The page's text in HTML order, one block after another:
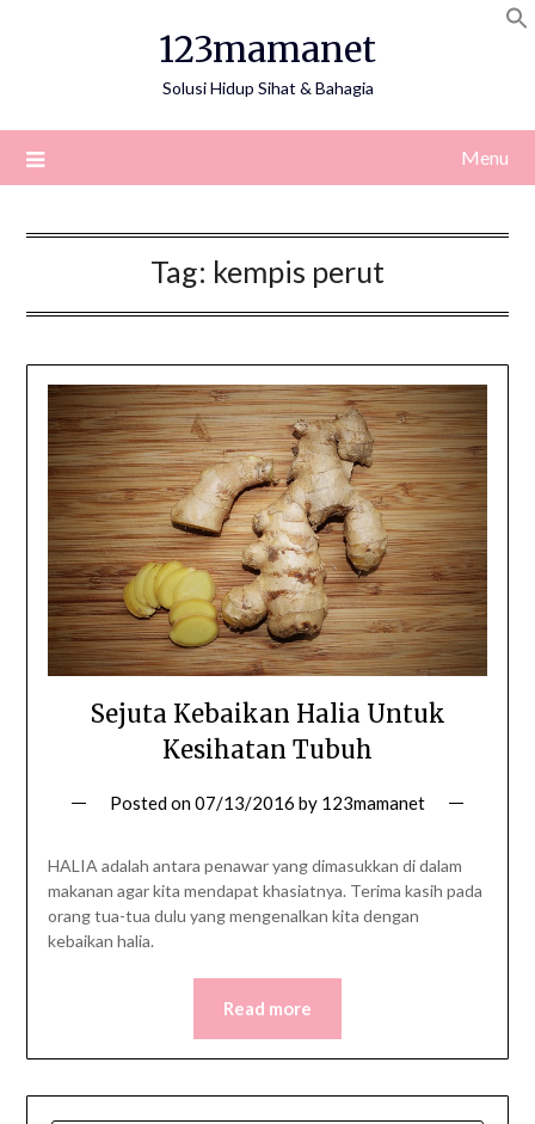
123mamanet
Solusi Hidup Sihat & Bahagia
Menu
Tag: kempis perut
Sejuta Kebaikan Halia Untuk
Kesihatan Tubuh
Posted on07/13/2016 by 123mamanet
HALIA adalah antara penawar yang dimasukkan di dalam
makanan agar kita mendapat khasiatnya. Terima kasih pada
orang tua-tua dulu yang mengenalkan kita dengan
kebaikan halia.
Read more